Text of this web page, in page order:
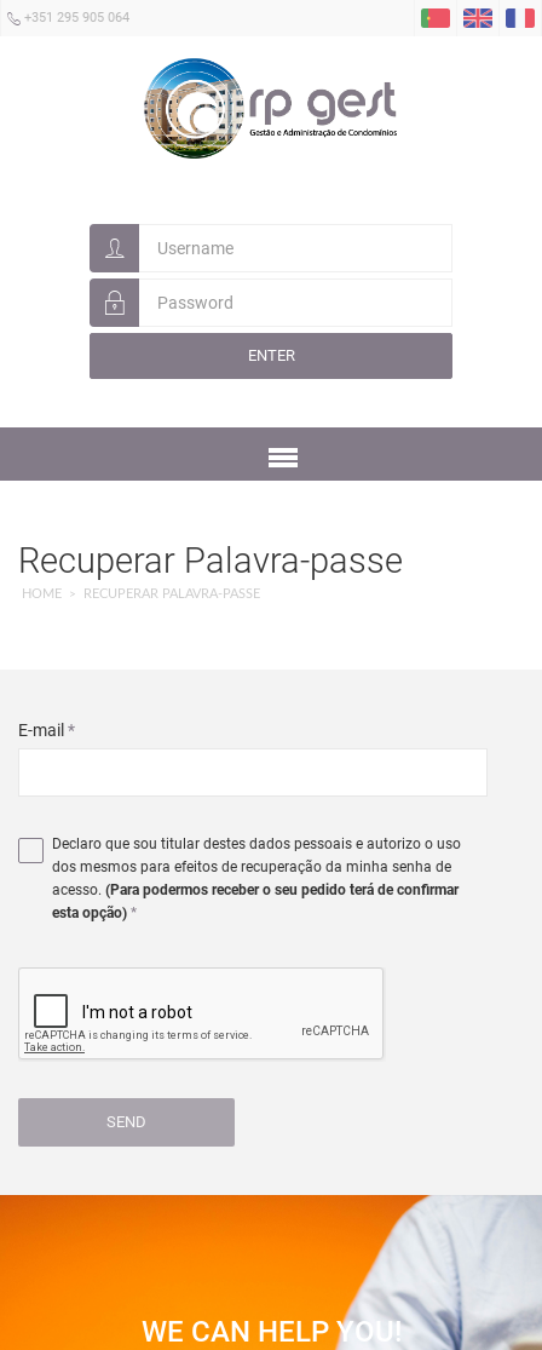
+351 295 905 064
ENTER
Menu
Recuperar Palavra-passe
HOME RECUPERAR PALAVRA-PASSE
E-mail *
Declaro que sou titular destes dados pessoais e autorizo o uso
dos mesmos para efeitos de recuperação da minha senha de
acesso. (Para podermos receber o seu pedido terá de confirmar
esta opção) *
SEND
WE CAN HELP YOU!